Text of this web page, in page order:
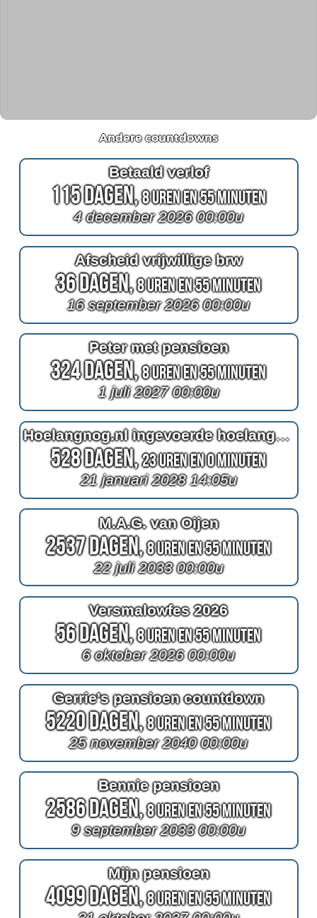
Andere countdowns
Betaald verlof
115 Dagen,8 Uren en 55 Minuten
4 december 2026 00:00u
Afscheid vrijwillige brw
36 Dagen,8 Uren en 55 Minuten
16 september 2026 00:00u
Peter met pensioen
324 Dagen,8 Uren en 55 Minuten
1 juli 2027 00:00u
Hoelangnog.nl ingevoerde hoelang tot 2100
528 Dagen,23 Uren en 0 Minuten
21 januari 2028 14:05u
M.A.G. van Oijen
2537 Dagen,8 Uren en 55 Minuten
22 juli 2033 00:00u
Versmalowfes 2026
56 Dagen,8 Uren en 55 Minuten
6 oktober 2026 00:00u
Gerrie's pensioen countdown
5220 Dagen,8 Uren en 55 Minuten
25 november 2040 00:00u
Bennie pensioen
2586 Dagen,8 Uren en 55 Minuten
9 september 2033 00:00u
Mijn pensioen
4099 Dagen,8 Uren en 55 Minuten